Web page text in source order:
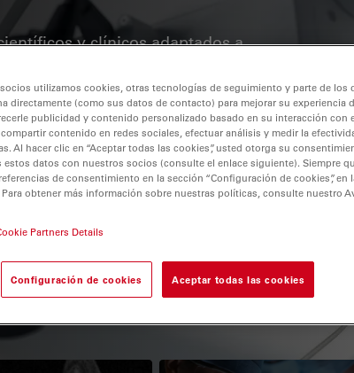
y clínicos adaptados a
de colegas, estudios de
oftalmólogos y
otorrinolaringología y
avances en microscopía
de vanguardia, como la
OCT intraoperatorias,
en cirugías complejas.
utilizamos cookies, otras tecnologías de seguimiento y parte de los
directamente (como sus datos de contacto) para mejorar su experiencia
publicidad y contenido personalizado basado en su interacción con
contenido en redes sociales, efectuar análisis y medir la
Al hacer clic en “Aceptar todas las cookies”, usted otorga su
estos datos con nuestros socios (consulte el enlace siguiente). Siempre
de consentimiento en la sección “Configuración de cookies”, en
obtener más información sobre nuestras políticas, consulte nuestro
Partners Details
Configuración de cookies Aceptar todas las cookies